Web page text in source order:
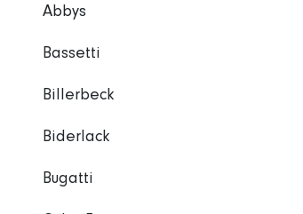
Abbys
Bassetti
Billerbeck
Biderlack
Bugatti